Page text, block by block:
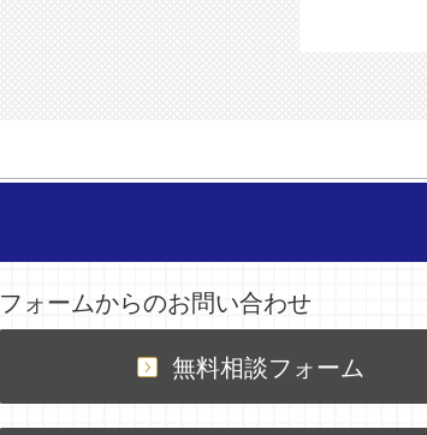
フォームからのお問い合わせ
無料相談フォーム